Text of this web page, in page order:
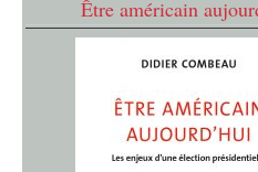
Être américain